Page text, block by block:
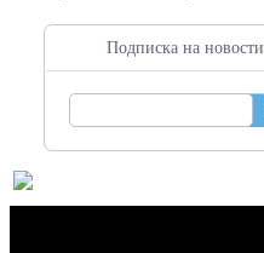
Подписка на новости